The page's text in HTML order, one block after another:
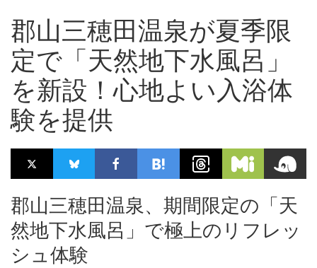
郡山三穂田温泉が夏季限
定で「天然地下水風呂」
を新設！心地よい入浴体
験を提供
郡山三穂田温泉、期間限定の「天
然地下水風呂」で極上のリフレッ
シュ体験